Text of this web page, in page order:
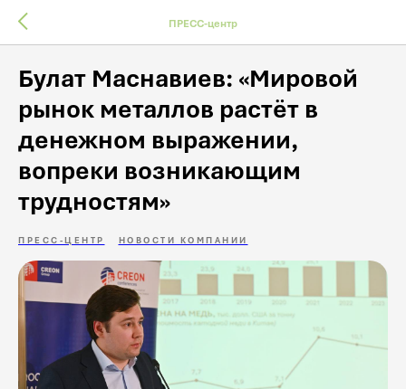
ПРЕСС-центр
Булат Маснавиев: «Мировой
рынок металлов растёт в
денежном выражении,
вопреки возникающим
трудностям»
ПРЕСС-ЦЕНТР НОВОСТИ КОМПАНИИ